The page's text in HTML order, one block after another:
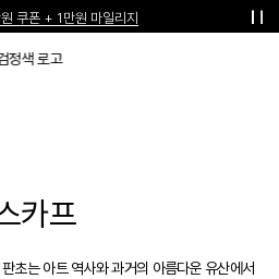
쿠폰 + 1만원 마일리지
장재 제공 서비스
카프
초는 아트 역사와 과거의 아름다운 유산에서